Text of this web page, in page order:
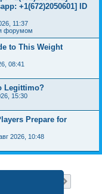
+1(672)2050601] ID
11:37
форумом
to This Weight
08:41
Legittimo?
15:30
Prepare for
2026, 10:48